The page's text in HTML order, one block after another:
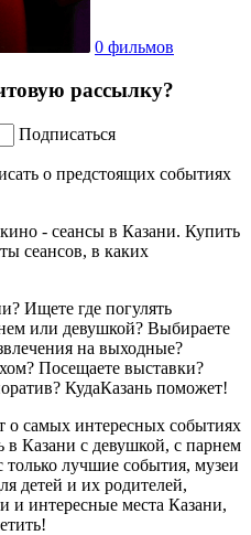
0 фильмов
рассылку?
Подписаться
о предстоящих событиях
- сеансы в Казани. Купить
сеансов, в каких
Ищете где погулять
или девушкой? Выбираете
на выходные?
Посещаете выставки?
КудаКазань поможет!
самых интересных событиях
Казани с девушкой, с парнем
лучшие события, музеи
детей и их родителей,
и интересные места Казани,